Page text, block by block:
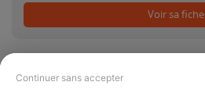
Continuer sans accepter
Voir sa fiche